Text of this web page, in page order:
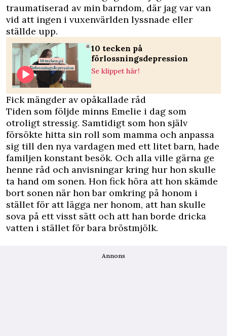
traumatiserad av min barndom, där jag var van
vid att ingen i vuxenvärlden lyssnade eller
ställde upp.
10 tecken på
förlossningsdepression
Se klippet här!
Fick mängder av opåkallade råd
Tiden som följde minns Emelie i dag som
otroligt stressig. Samtidigt som hon själv
försökte hitta sin roll som mamma och anpassa
sig till den nya vardagen med ett litet barn, hade
familjen konstant besök. Och alla ville gärna ge
henne råd och anvisningar kring hur hon skulle
ta hand om sonen. Hon fick höra att hon skämde
bort sonen när hon bar omkring på honom i
stället för att lägga ner honom, att han skulle
sova på ett visst sätt och att han borde dricka
vatten i stället för bara bröstmjölk.
Annons